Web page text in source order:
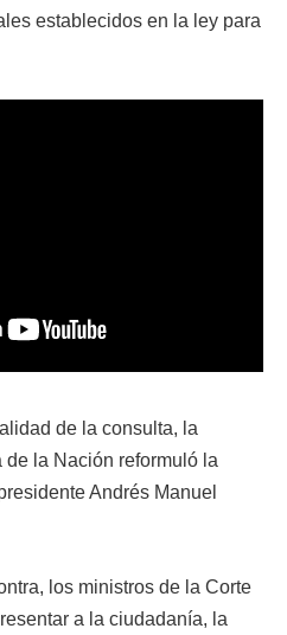
establecidos en la ley para
de la consulta, la
la Nación reformuló la
Andrés Manuel
los ministros de la Corte
a la ciudadanía, la